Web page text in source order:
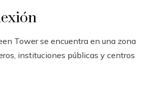
Tower se encuentra en una zona
instituciones públicas y centros